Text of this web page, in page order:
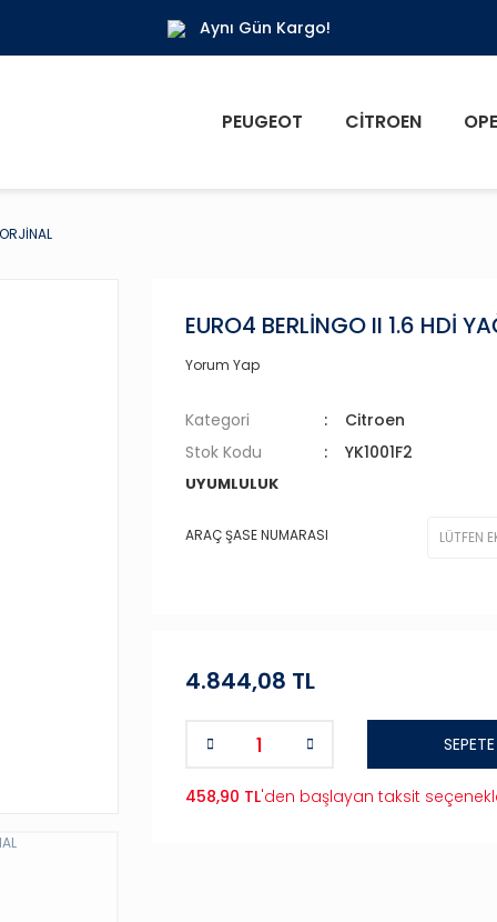
Aynı Gün Kargo!
PEUGEOT CITROEN
EURO4 BERLİNGO II 1.6 HDİ
Yorum Yap
Kategori
Citroen
Stok Kodu
YK1001F2
UYUMLULUK
ARAÇ ŞASE NUMARASI
4.844,08 TL
458,90 TL'den başlayan taksit